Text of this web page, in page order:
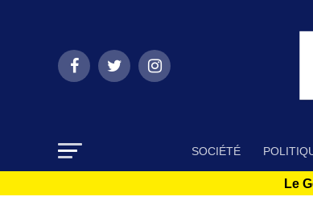
SOCIÉTÉ
Le